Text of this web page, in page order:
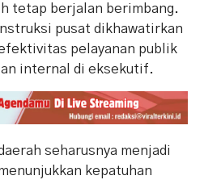
tetap berjalan berimbang.
pusat dikhawatirkan
pelayanan publik
internal di eksekutif.
seharusnya menjadi
kepatuhan